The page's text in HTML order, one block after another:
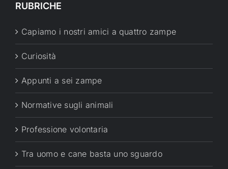
RUBRICHE
Capiamo i nostri amici a quattro zampe
Curiosità
Appunti a sei zampe
Normative sugli animali
Professione volontaria
Tra uomo e cane basta uno sguardo